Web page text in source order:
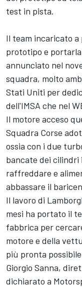
test in pista.
Il team incaricato a
prototipo e portarla
annunciato nel
squadra, molto
Stati Uniti per
dell'IMSA che nel
Il motore acceso
Squadra Corse
ossia con i due
bancate dei cilindri
raffreddare e
abbassare il
Il lavoro di
mesi ha portato il
fabbrica per
motore e della
più pronta
Giorgio Sanna,
dichiarato a